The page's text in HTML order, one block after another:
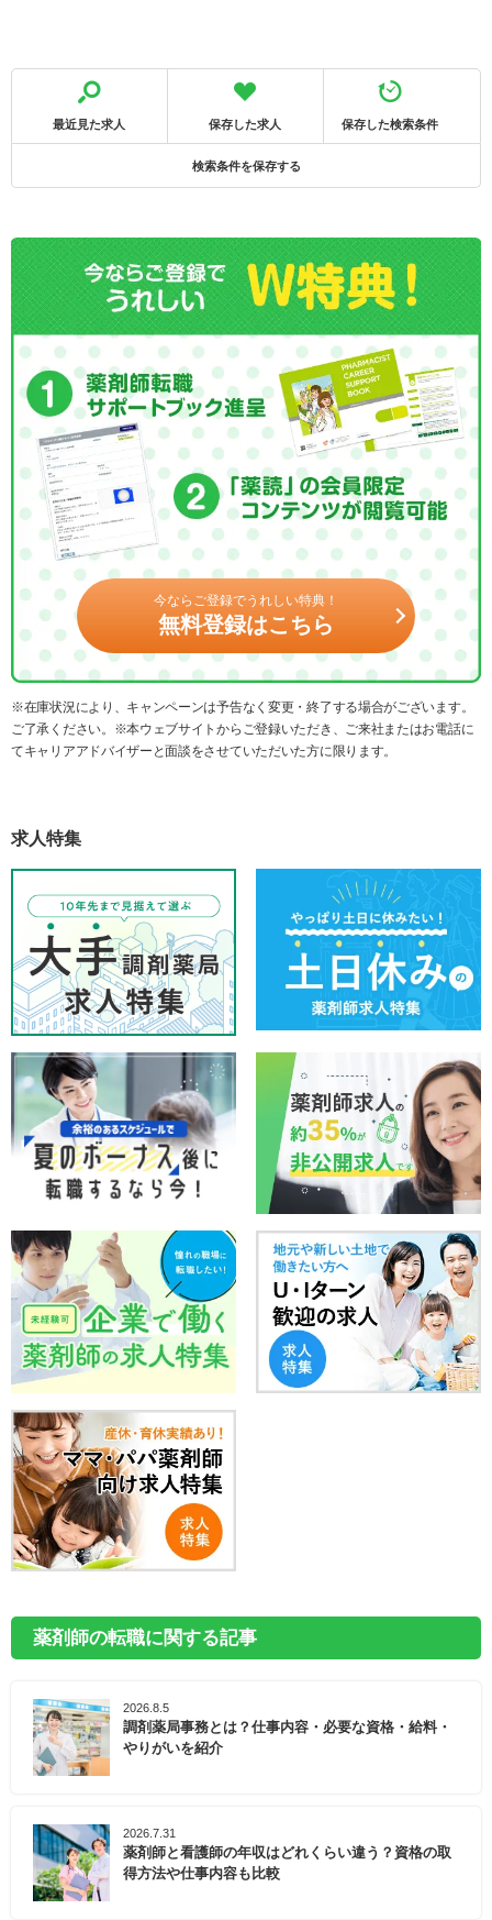
最近見た求人 保存した求人 保存した検索条件
検索条件を保存する
今ならご登録でうれしい特典！
無料登録はこちら
※在庫状況により、キャンペーンは予告なく変更・終了する場合がございます。
ご了承ください。※本ウェブサイトからご登録いただき、ご来社またはお電話に
てキャリアアドバイザーと面談をさせていただいた方に限ります。
求人特集
薬剤師の転職に関する記事
2026.8.5
調剤薬局事務とは？仕事内容・必要な資格・給料・
やりがいを紹介
2026.7.31
薬剤師と看護師の年収はどれくらい違う？資格の取
得方法や仕事内容も比較